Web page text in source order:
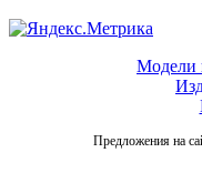
Модели
Предложения на